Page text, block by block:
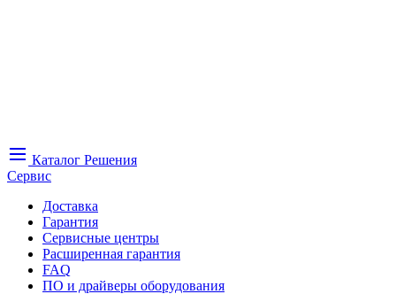
Каталог Решения
Сервис
Доставка
Гарантия
Сервисные центры
Расширенная гарантия
FAQ
ПО и драйверы оборудования